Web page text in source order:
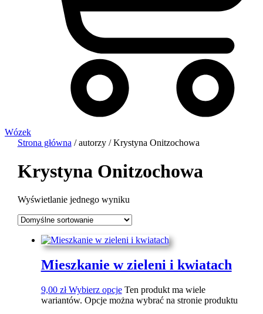
Wózek
Strona główna / autorzy / Krystyna Onitzochowa
Krystyna Onitzochowa
Wyświetlanie jednego wyniku
Mieszkanie w zieleni i kwiatach
9,00 zł Wybierz opcje Ten produkt ma wiele
wariantów. Opcje można wybrać na stronie produktu